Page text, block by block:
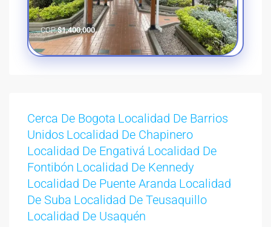
COP$1,400,000
Cerca De Bogota Localidad De Barrios
Unidos Localidad De Chapinero
Localidad De Engativá Localidad De
Fontibón Localidad De Kennedy
Localidad De Puente Aranda Localidad
De Suba Localidad De Teusaquillo
Localidad De Usaquén